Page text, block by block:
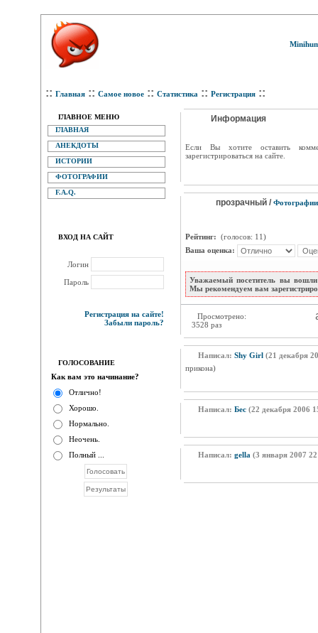
:: Главная :: Самое новое :: Статистика :: Регистрация ::
ГЛАВНОЕ МЕНЮ
ГЛАВНАЯ
АНЕКДОТЫ
ИСТОРИИ
ФОТОГРАФИИ
F.A.Q.
ВХОД НА САЙТ
Логин
Пароль
Регистрация на сайте!
Забыли пароль?
ГОЛОСОВАНИЕ
Как вам это начинание?
Отлично!
Хорошо.
Нормально.
Неочень.
Полный ...
Информация
Eсли Вы хотите оставить
зарегистрироваться на сайте.
прозрачный / Фотографии
Рейтинг: (голосов: 11)
Ваша оценка:
Уважаемый посетитель вы вошли
Мы рекомендуем вам
Просмотрено:
3528 раз
Написал: Shy Girl(21 декабря
прикона)
Написал: Бес(22 декабря 2006
Написал: gella (3 января 2007